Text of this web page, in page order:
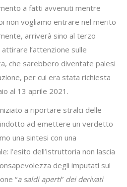
a fatti avvenuti mentre
non vogliamo entrare nel merito
arriverà sino al terzo
l’attenzione sulle
che sarebbero diventate palesi
per cui era stata richiesta
al 13 aprile 2021.
a riportare stralci delle
ad emettere un verdetto
una sintesi con una
l’esito dell’istruttoria non lascia
degli imputati sul
“a saldi aperti” dei derivati